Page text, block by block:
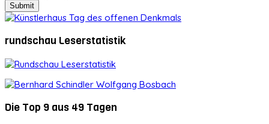
rundschau Leserstatistik
Die Top 9 aus 49 Tagen